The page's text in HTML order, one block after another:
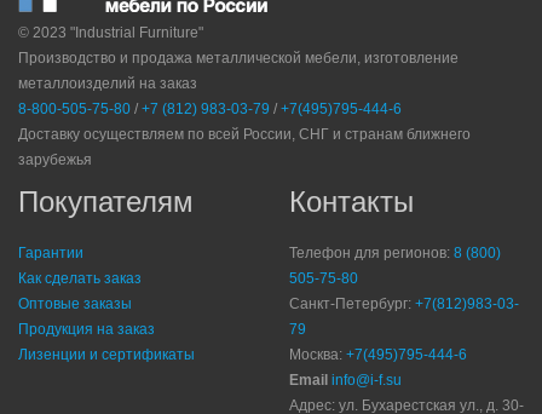
© 2023 "Industrial Furniture"
Производство и продажа металлической мебели, изготовление
металлоизделий на заказ
8-800-505-75-80 / +7 (812) 983-03-79 / +7(495)795-444-6
Доставку осуществляем по всей России, СНГ и странам ближнего
зарубежья
Покупателям
Гарантии
Как сделать заказ
Оптовые заказы
Продукция на заказ
Лизенции и сертификаты
Контакты
Телефон для регионов: 8 (800)
505-75-80
Санкт-Петербург: +7(812)983-03-
79
Москва: +7(495)795-444-6
Email info@i-f.su
Адрес: ул. Бухарестская ул., д. 30-